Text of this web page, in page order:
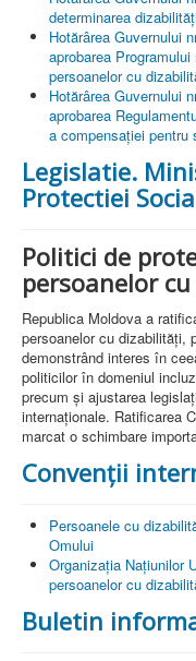
Sport
Contacte
determinarea
Hotărârea Guvernului
aprobarea
persoanelor cu
Hotărârea Guvernului
aprobarea
a compensaţiei pentru
Legislatie.
Protectiei
Politici de
persoanelor
Republica Moldova a
persoanelor cu dizabilităţi,
demonstrând interes în
politicilor în domeniul
precum şi ajustarea
internaţionale. Ratificarea
marcat o schimbare
Convenţii
Persoanele cu
Omului
Organizaţia Naţiunilor
persoanelor cu
Buletin